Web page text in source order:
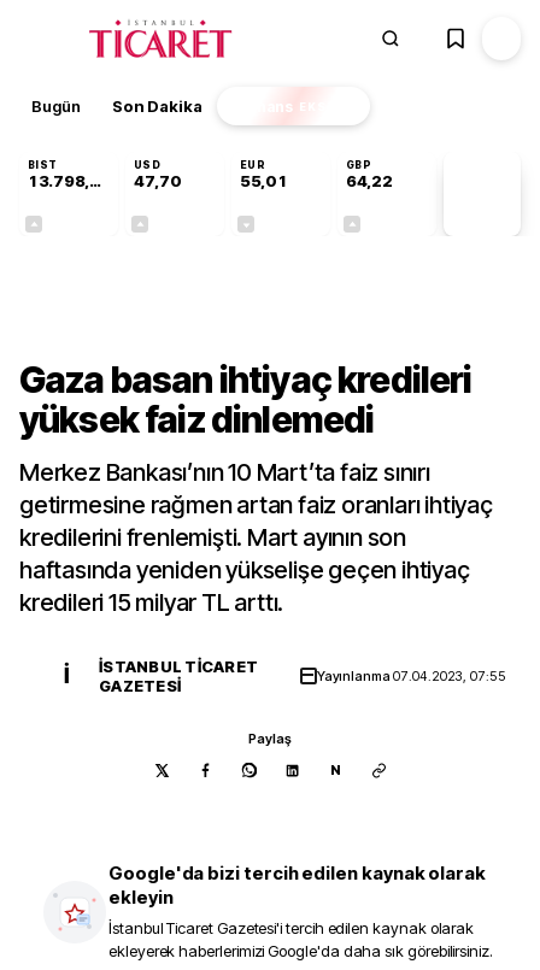
Bugün Son Dakika Finans EKSTRA
BIST
13.798,82
USD
47,70
EUR
55,01
GBP
64,22
Gaza basan ihtiyaç kredileri
yüksek faiz dinlemedi
Merkez Bankası’nın 10 Mart’ta faiz sınırı
getirmesine rağmen artan faiz oranları ihtiyaç
kredilerini frenlemişti. Mart ayının son
haftasında yeniden yükselişe geçen ihtiyaç
kredileri 15 milyar TL arttı.
İ
İSTANBUL TICARET
GAZETESI
Yayınlanma07.04.2023, 07:55
Paylaş
N
Google'da bizi tercih edilen kaynak olarak
ekleyin
İstanbul Ticaret Gazetesi'i tercih edilen kaynak olarak
ekleyerek haberlerimizi Google'da daha sık görebilirsiniz.